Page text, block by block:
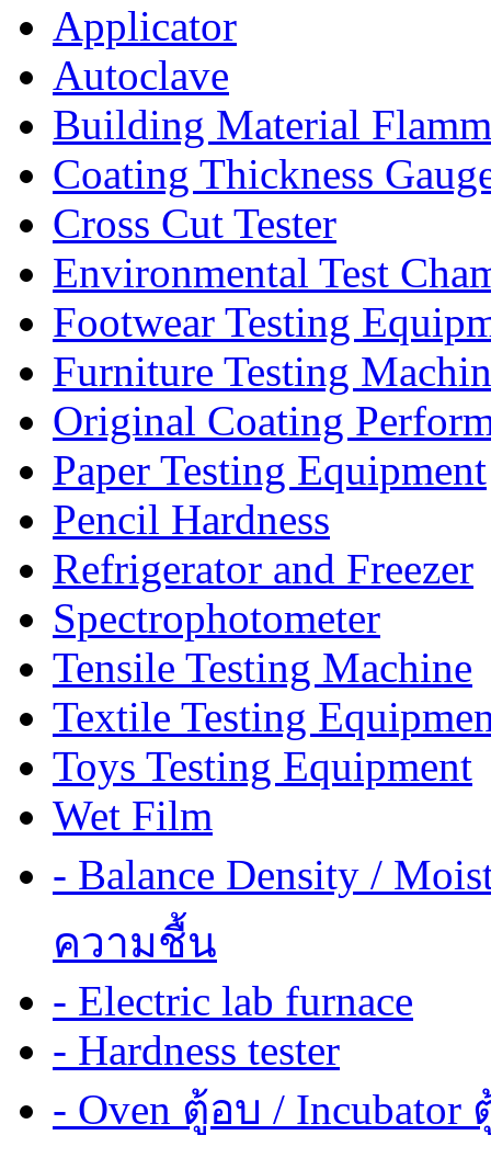
Applicator
Autoclave
Building Material
Coating Thickness
Cross Cut Tester
Environmental Test
Footwear Testing
Furniture Testing
Original Coating
Paper Testing Equipment
Pencil Hardness
Refrigerator and Freezer
Spectrophotometer
Tensile Testing Machine
Textile Testing
Toys Testing Equipment
Wet Film
- Balance Density /
ความชื้น
- Electric lab furnace
- Hardness tester
- Oven ตู้อบ / Incubator